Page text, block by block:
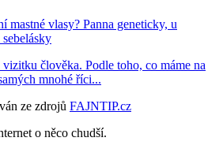
mastné vlasy? Panna geneticky, u
člověka. Podle toho, co máme na
mnohé říci...
ze zdrojů FAJNTIP.cz
o něco chudší.